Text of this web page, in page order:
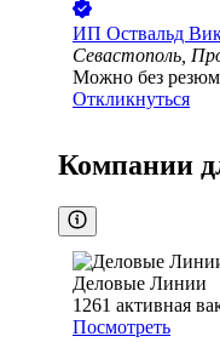
ИП Оствальд
Севастополь,
Можно без
Откликнуться
Компании
Деловые Линии
1261 активная
Посмотреть